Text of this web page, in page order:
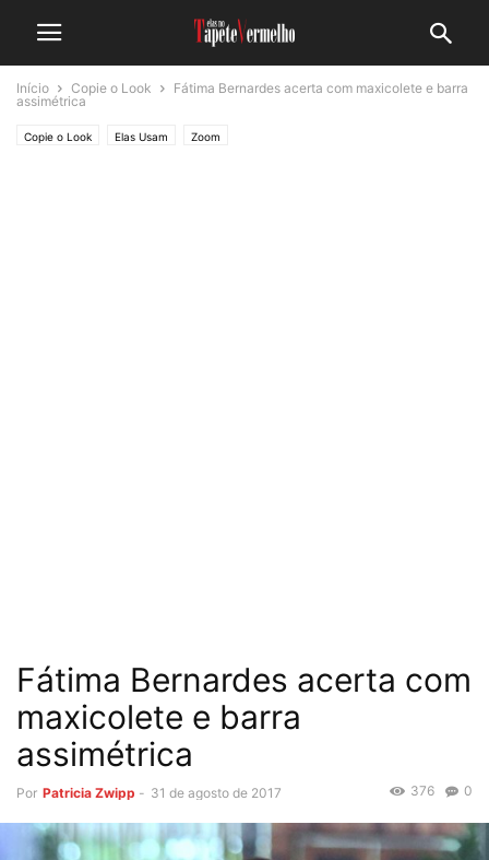
Início Copie o Look
Fátima Bernardes acerta com maxicolete e barra
assimétrica
Copie o Look Elas Usam Zoom
Fátima Bernardes acerta com
maxicolete e barra
assimétrica
Por Patricia Zwipp - 31 de agosto de 2017 0
376